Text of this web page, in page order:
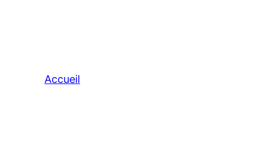
Accueil